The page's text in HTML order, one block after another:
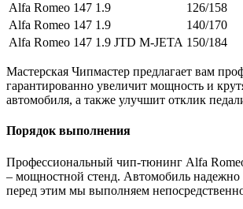
Alfa Romeo 147 1.9
126/158
Alfa Romeo 147 1.9
140/170
Alfa Romeo 147 1.9 JTD M-JETA 150/184
Мастерская Чипмастер предлагает вам
гарантированно увеличит мощность и
автомобиля, а также улучшит отклик
Порядок выполнения
Профессиональный чип-тюнинг Alfa
– мощностной стенд. Автомобиль надежно
перед этим мы выполняем